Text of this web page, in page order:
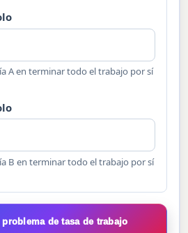
A en terminar todo el trabajo por sí
B en terminar todo el trabajo por sí
de tasa de trabajo